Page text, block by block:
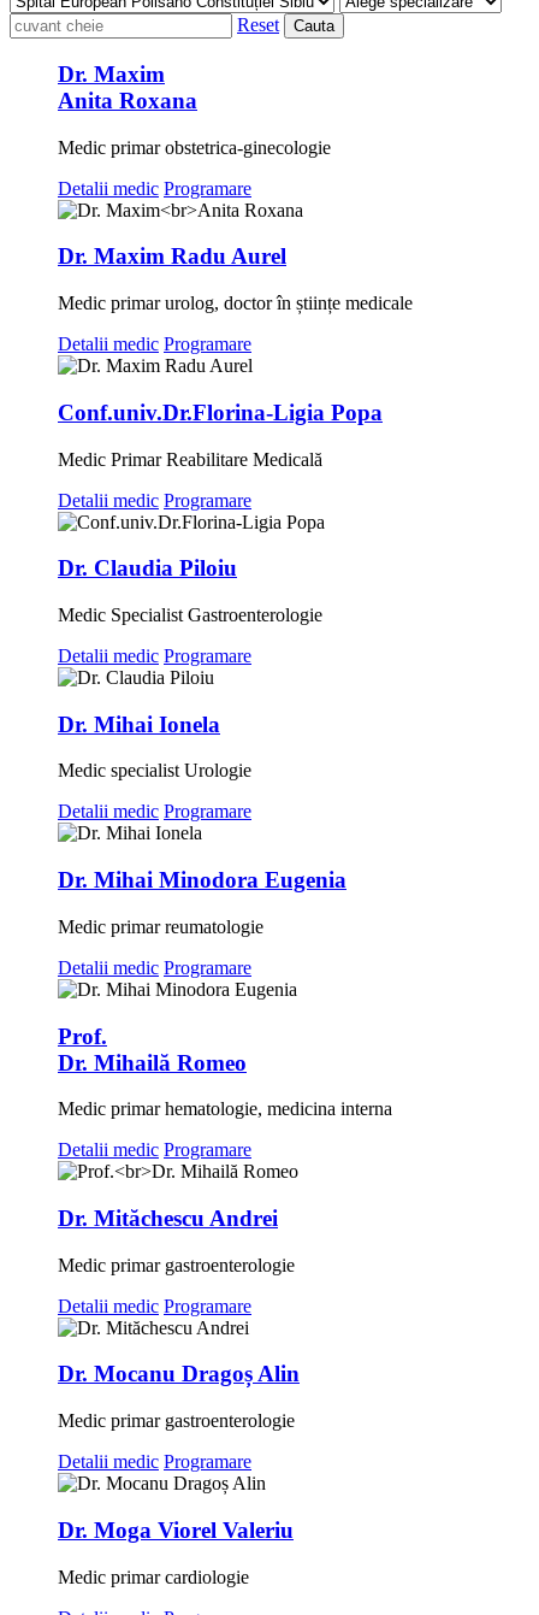
Reset Cauta
Dr. Maxim
Anita Roxana
Medic primar obstetrica-ginecologie
Detalii medic Programare
Dr. Maxim Radu Aurel
Medic primar urolog, doctor în științe medicale
Detalii medic Programare
Conf.univ.Dr.Florina-Ligia Popa
Medic Primar Reabilitare Medicală
Detalii medic Programare
Dr. Claudia Piloiu
Medic Specialist Gastroenterologie
Detalii medic Programare
Dr. Mihai Ionela
Medic specialist Urologie
Detalii medic Programare
Dr. Mihai Minodora Eugenia
Medic primar reumatologie
Detalii medic Programare
Prof.
Dr. Mihailă Romeo
Medic primar hematologie, medicina interna
Detalii medic Programare
Dr. Mităchescu Andrei
Medic primar gastroenterologie
Detalii medic Programare
Dr. Mocanu Dragoș Alin
Medic primar gastroenterologie
Detalii medic Programare
Dr. Moga Viorel Valeriu
Medic primar cardiologie